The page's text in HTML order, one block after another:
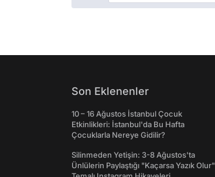
Son Eklenenler
10 – 16 Ağustos İstanbul Çocuk
Etkinlikleri: İstanbul'da Bu Hafta
Çocuklarla Nereye Gidilir?
Silinmeden Yetişin: 3-8 Ağustos'ta
Ünlülerin Paylaştığı "Kaçarsa Yazık Olur"